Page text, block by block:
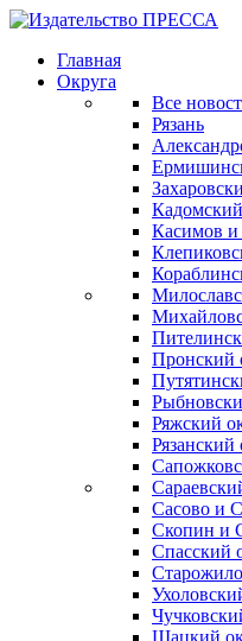
Главная
Округа
Все
Рязань
Касимов и
Пронский
Ряжский
Рязанский
Сасово и
Скопин и
Спасский
Шацкий